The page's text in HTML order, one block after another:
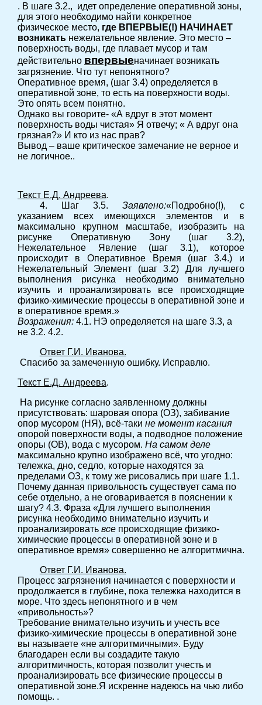
. В шаге 3.2., идет определение оперативной зоны,
для этого необходимо найти конкретное
физическое место, где ВПЕРВЫЕ(!) НАЧИНАЕТ
возникать нежелательное явление. Это место –
поверхность воды, где плавает мусор и там
действительно впервыеначинает возникать
загрязнение. Что тут непонятного?
Оперативное время, (шаг 3.4) определяется в
оперативной зоне, то есть на поверхности воды.
Это опять всем понятно.
Однако вы говорите- «А вдруг в этот момент
поверхность воды чистая» Я отвечу; « А вдруг она
грязная?» И кто из нас прав?
Вывод – ваше критическое замечание не верное и
не логичное..
Текст Е.Д. Андреева.
4. Шаг 3.5. Заявлено:«Подробно(!), с
указанием всех имеющихся элементов и в
максимально крупном масштабе, изобразить на
рисунке Оперативную Зону (шаг 3.2),
Нежелательное Явление (шаг 3.1), которое
происходит в Оперативное Время (шаг 3.4.) и
Нежелательный Элемент (шаг 3.2) Для лучшего
выполнения рисунка необходимо внимательно
изучить и проанализировать все происходящие
физико-химические процессы в оперативной зоне и
в оперативное время.»
Возражения: 4.1. НЭ определяется на шаге 3.3, а
не 3.2. 4.2.
Ответ Г.И. Иванова.
Спасибо за замеченную ошибку. Исправлю.
Текст Е.Д. Андреева.
На рисунке согласно заявленному должны
присутствовать: шаровая опора (ОЗ), забивание
опор мусором (НЯ), всё-таки не момент касания
опорой поверхности воды, а подводное положение
опоры (ОВ), вода с мусором. На самом деле
максимально крупно изображено всё, что угодно:
тележка, дно, седло, которые находятся за
пределами ОЗ, к тому же рисовались при шаге 1.1.
Почему данная привольность существует сама по
себе отдельно, а не оговаривается в пояснении к
шагу? 4.3. Фраза «Для лучшего выполнения
рисунка необходимо внимательно изучить и
проанализировать все происходящие физико-
химические процессы в оперативной зоне и в
оперативное время» совершенно не алгоритмична.
Ответ Г.И. Иванова.
Процесс загрязнения начинается с поверхности и
продолжается в глубине, пока тележка находится в
море. Что здесь непонятного и в чем
«привольность»?
Требование внимательно изучить и учесть все
физико-химические процессы в оперативной зоне
вы называете «не алгоритмичными». Буду
благодарен если вы создадите такую
алгоритмичность, которая позволит учесть и
проанализировать все физические процессы в
оперативной зоне.Я искренне надеюсь на чью либо
помощь. .